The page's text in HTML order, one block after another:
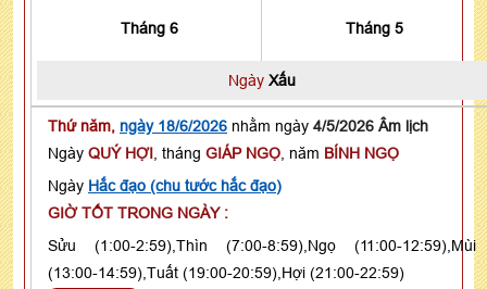
Tháng 6 Tháng 5
Ngày Xấu
Thứ năm, ngày 18/6/2026 nhằm ngày 4/5/2026 Âm lịch
Ngày QUÝ HỢI , tháng GIÁP NGỌ , năm BÍNH NGỌ
Ngày Hắc đạo (chu tước hắc đạo)
GIỜ TỐT TRONG NGÀY :
Sửu (1:00-2:59),Thìn (7:00-8:59),Ngọ (11:00-12:59),Mùi
(13:00-14:59),Tuất (19:00-20:59),Hợi (21:00-22:59)